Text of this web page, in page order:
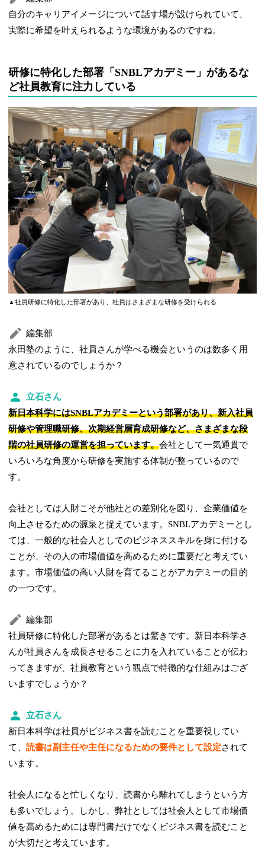
自分のキャリアイメージについて話す場が設けられていて、
実際に希望を叶えられるような環境があるのですね。
研修に特化した部署「SNBLアカデミー」があるな
ど社員教育に注力している
▲社員研修に特化した部署があり、社員はさまざまな研修を受けられる
編集部
永田塾のように、社員さんが学べる機会というのは数多く用
意されているのでしょうか？
立石さん
新日本科学にはSNBLアカデミーという部署があり、新入社員
研修や管理職研修、次期経営層育成研修など、さまざまな段
階の社員研修の運営を担っています。会社として一気通貫で
いろいろな角度から研修を実施する体制が整っているので
す。
会社としては人財こそが他社との差別化を図り、企業価値を
向上させるための源泉と捉えています。SNBLアカデミーとし
ては、一般的な社会人としてのビジネススキルを身に付ける
ことが、その人の市場価値を高めるために重要だと考えてい
ます。市場価値の高い人財を育てることがアカデミーの目的
の一つです。
編集部
社員研修に特化した部署があるとは驚きです。新日本科学さ
んが社員さんを成長させることに力を入れていることが伝わ
ってきますが、社員教育という観点で特徴的な仕組みはござ
いますでしょうか？
立石さん
新日本科学は社員がビジネス書を読むことを重要視してい
て、読書は副主任や主任になるための要件として設定されて
います。
社会人になると忙しくなり、読書から離れてしまうという方
も多いでしょう。しかし、弊社としては社会人として市場価
値を高めるためには専門書だけでなくビジネス書を読むこと
が大切だと考えています。